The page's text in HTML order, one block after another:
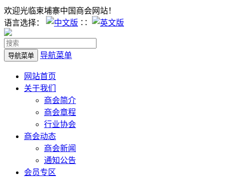
欢迎光临柬埔寨中国商会网站！
语言选择：
∷
导航菜单 导航菜单
网站首页
关于我们
商会简介
商会章程
行业协会
商会动态
商会新闻
通知公告
会员专区